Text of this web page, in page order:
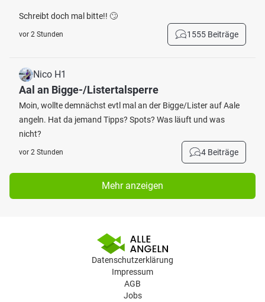
Schreibt doch mal bitte!! 🙄
vor 2 Stunden 1555 Beiträge
Nico H1
Aal an Bigge-/Listertalsperre
Moin, wollte demnächst evtl mal an der Bigge/Lister auf Aale
angeln. Hat da jemand Tipps? Spots? Was läuft und was
nicht?
vor 2 Stunden 4 Beiträge
Mehr anzeigen
Datenschutzerklärung
Impressum
AGB
Jobs